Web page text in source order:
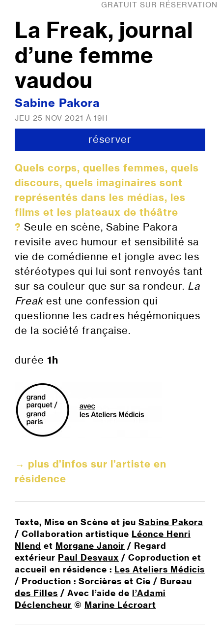
La Freak, journal
d’une femme
vaudou
Sabine Pakora
JEU 25 NOV 2021 À 19H
réserver
Quels corps, quelles femmes, quels
discours, quels imaginaires sont
représentés dans les médias, les
films et les plateaux de théâtre
? Seule en scène, Sabine Pakora
revisite avec humour et sensibilité sa
vie de comédienne et jongle avec les
stéréotypes qui lui sont renvoyés tant
sur sa couleur que sur sa rondeur. La
Freakest une confession qui
questionne les cadres hégémoniques
de la société française.
durée 1h
→ plus d’infos sur l’artiste en
résidence
Texte, Mise en Scène et jeu Sabine Pakora
/ Collaboration artistique Léonce Henri
Nlend et Morgane Janoir / Regard
extérieur Paul Desvaux / Coproduction et
accueil en résidence : Les Ateliers Médicis
/ Production : Sorcières et Cie / Bureau
des Filles / Avec l’aide de l’Adami
Déclencheur © Marine Lécroart
GRATUIT SUR RÉSERVATION